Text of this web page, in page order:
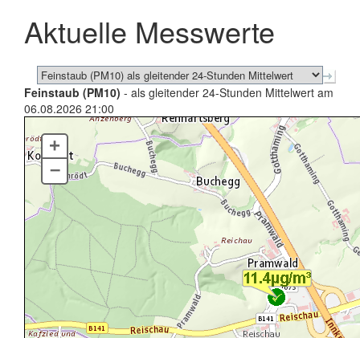
schließen
Aktuelle Messwerte
Feinstaub (PM10) - als gleitender 24-Stunden Mittelwert am
06.08.2026 21:00
+
–